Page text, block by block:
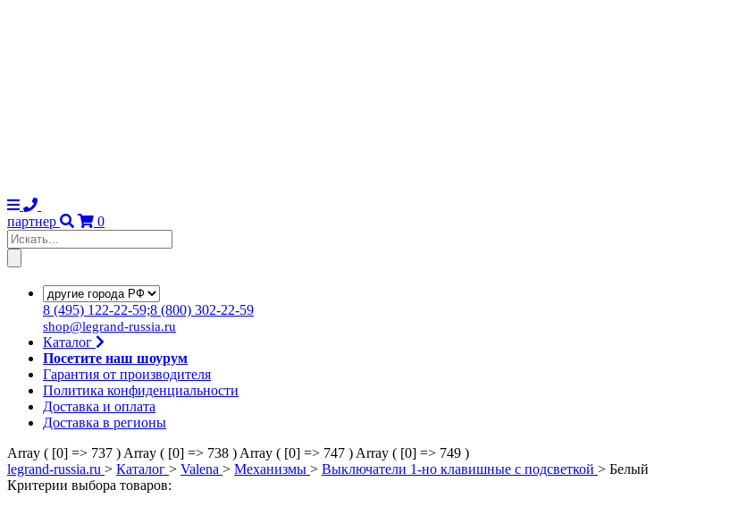
партнер
0
8 (495) 122-22-59;8 (800) 302-22-59
shop@legrand-russia.ru
Каталог
Посетите наш шоурум
Гарантия от производителя
Политика конфиденциальности
Доставка и оплата
Доставка в регионы
Array ( [0] => 737 ) Array ( [0] => 738 ) Array ( [0] => 747 ) Array ( [0] => 749 )
legrand-russia.ru > Каталог > Valena > Механизмы > Выключатели 1-но клавишные с подсветкой > Белый
Критерии выбора товаров: